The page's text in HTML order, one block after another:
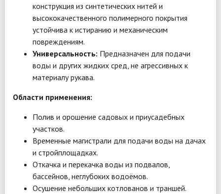
конструкция из синтетических нитей и
высококачественного полимерного покрытия
устойчива к истиранию и механическим
повреждениям.
Универсальность: Предназначен для подачи
воды и других жидких сред, не агрессивных к
материалу рукава.
Области применения:
Полив и орошение садовых и приусадебных
участков.
Временные магистрали для подачи воды на дачах
и стройплощадках.
Откачка и перекачка воды из подвалов,
бассейнов, неглубоких водоёмов.
Осушение небольших котлованов и траншей.